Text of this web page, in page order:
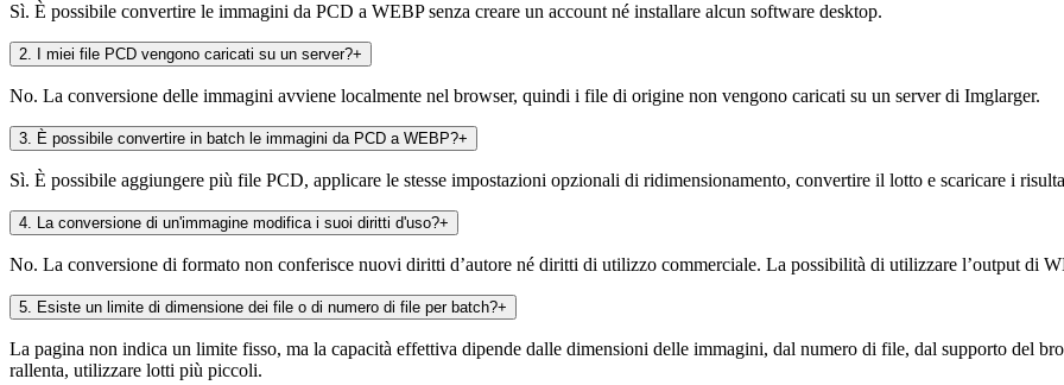
Sì. È possibile convertire le immagini da PCD a WEBP senza creare un account né installare alcun software desktop.
2. I miei file PCD vengono caricati su un server?+
No. La conversione delle immagini avviene localmente nel browser, quindi i file di origine non vengono caricati su un server di Imglarger.
3. È possibile convertire in batch le immagini da PCD a WEBP?+
Sì. È possibile aggiungere più file PCD, applicare le stesse impostazioni opzionali di ridimensionamento, convertire il lotto e scaricare i
4. La conversione di un'immagine modifica i suoi diritti d'uso?+
No. La conversione di formato non conferisce nuovi diritti d’autore né diritti di utilizzo commerciale. La possibilità di utilizzare l’output di
5. Esiste un limite di dimensione dei file o di numero di file per batch?+
La pagina non indica un limite fisso, ma la capacità effettiva dipende dalle dimensioni delle immagini, dal numero di file, dal supporto del
rallenta, utilizzare lotti più piccoli.